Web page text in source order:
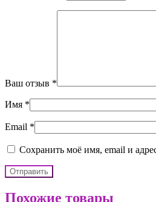
Ваш отзыв *
Имя *
Email *
Сохранить моё имя, email и
Похожие товары